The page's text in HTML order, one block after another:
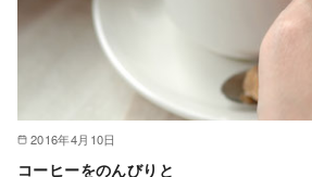
2016年4月10日
コーヒーをのんびりと